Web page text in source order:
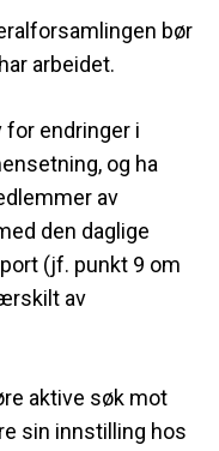
bør
arbeidet.
for endringer i
og ha
av
den daglige
(jf. punkt 9 om
av
aktive søk mot
sin innstilling hos